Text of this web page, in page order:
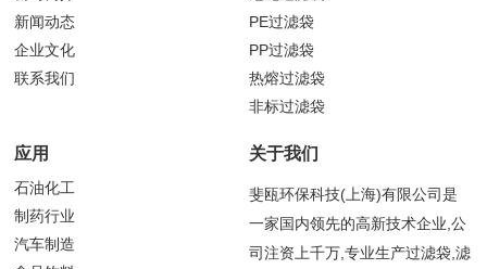
新闻动态
企业文化
联系我们
PE过滤袋
PP过滤袋
热熔过滤袋
非标过滤袋
应用
石油化工
制药行业
汽车制造
关于我们
斐瓯环保科技(上海)有限公司是
一家国内领先的高新技术企业,公
司注资上千万,专业生产过滤袋,滤